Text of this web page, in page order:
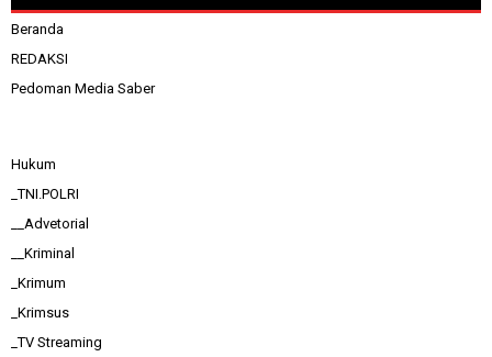
Beranda
REDAKSI
Pedoman Media Saber
Hukum
_TNI.POLRI
__Advetorial
__Kriminal
_Krimum
_Krimsus
_TV Streaming